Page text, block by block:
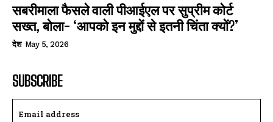
सबरीमाला फैसले वाली पीआईएल पर सुप्रीम कोर्ट
सख्त, बोला- ‘आपको इन मुद्दों से इतनी चिंता क्यों?’
देश May 5, 2026
SUBSCRIBE